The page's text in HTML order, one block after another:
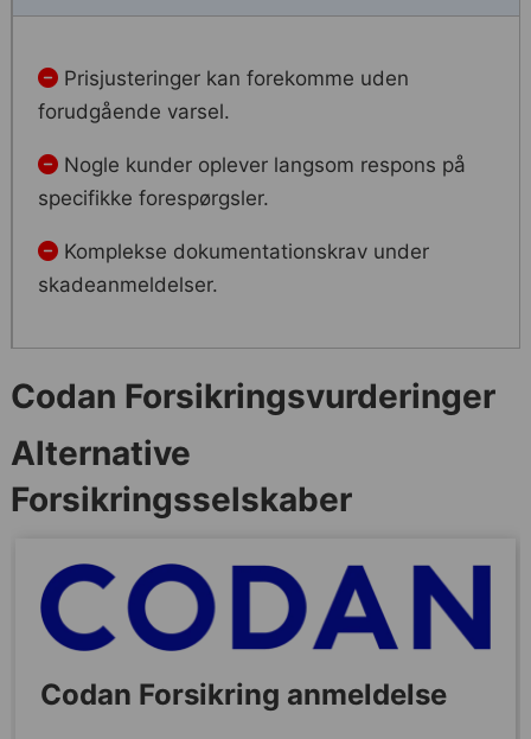
Prisjusteringer kan forekomme uden
forudgående varsel.
Nogle kunder oplever langsom respons på
specifikke forespørgsler.
Komplekse dokumentationskrav under
skadeanmeldelser.
Codan Forsikringsvurderinger
Alternative
Forsikringsselskaber
Codan Forsikring anmeldelse